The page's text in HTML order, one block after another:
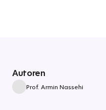
Autoren
Prof. Armin Nassehi